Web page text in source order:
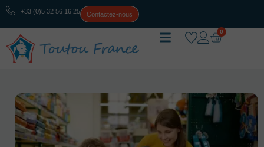
+33 (0)5 32 56 16 25 Contactez-nous
0